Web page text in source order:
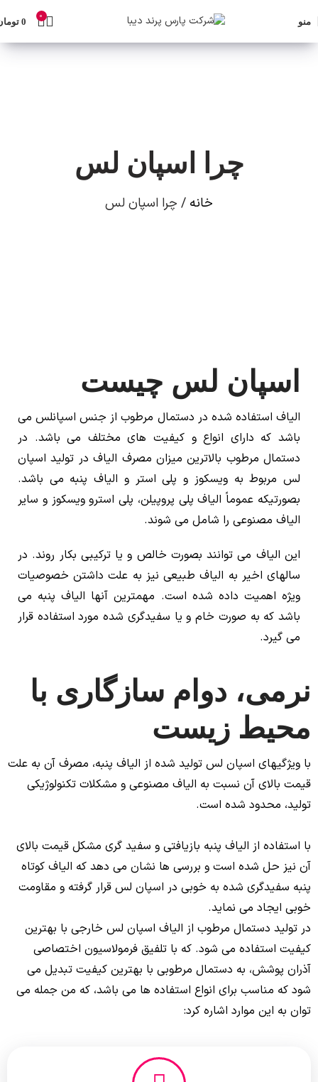
منو
0
0
چرا اسپان لس
خانه چرا اسپان لس
اسپان لس چیست
الیاف استفاده شده در دستمال مرطوب از جنس اسپانلس می
باشد که دارای انواع و کیفیت های مختلف می باشد. در
دستمال مرطوب بالاترین میزان مصرف الیاف در تولید اسپان
لس مربوط به ویسکوز و پلی استر و الیاف پنبه می باشد.
بصورتیکه عموماً‌ الیاف پلی پروپیلن، پلی استرو ویسکوز و سایر
الیاف مصنوعی را شامل می شوند.
این الیاف می توانند بصورت خالص و یا ترکیبی بکار روند. در
سالهای اخیر به الیاف طبیعی نیز به علت داشتن خصوصیات
ویژه اهمیت داده شده است. مهمترین آنها الیاف پنبه می
باشد که به صورت خام و یا سفیدگری شده مورد استفاده قرار
می گیرد.
نرمی، دوام سازگاری با
محیط زیست
با ویژگیهای اسپان لس تولید شده از الیاف پنبه، مصرف آن به علت
قیمت بالای آن نسبت به الیاف مصنوعی و مشکلات تکنولوژیکی
تولید، محدود شده است.
با استفاده از الیاف پنبه بازیافتی و سفید گری مشکل قیمت بالای
آن نیز حل شده است و بررسی ها نشان می دهد که الیاف کوتاه
پنبه سفیدگری شده به خوبی در اسپان لس قرار گرفته و مقاومت
خوبی ایجاد می نماید.
در تولید دستمال مرطوب از الیاف اسپان لس خارجی با بهترین
کیفیت استفاده می شود. که با تلفیق فرمولاسیون اختصاصی
آذران پوشش، به دستمال مرطوبی با بهترین کیفیت تبدیل می
شود که مناسب برای انواع استفاده ها می باشد، که من جمله می
توان به این موارد اشاره کرد: